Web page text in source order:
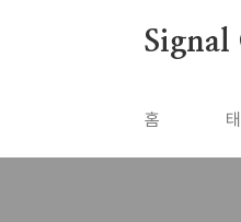
Signal
홈